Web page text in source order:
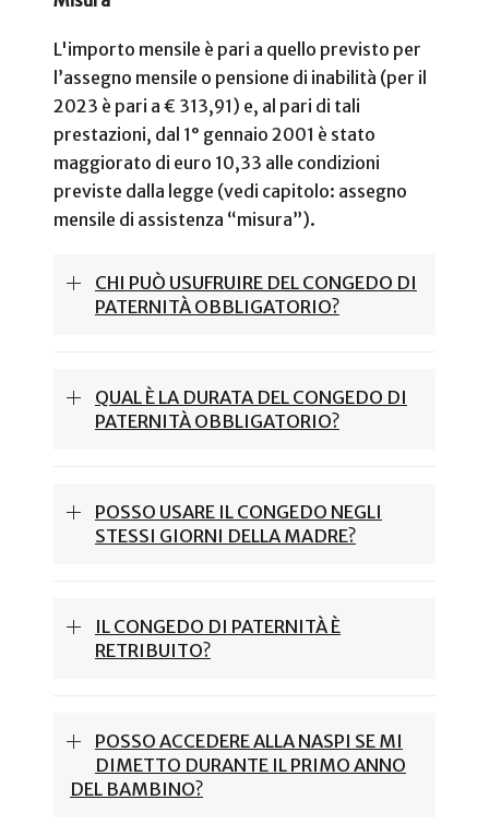
L'importo mensile è pari a quello previsto per
l’assegno mensile o pensione di inabilità (per il
2023 è pari a € 313,91) e, al pari di tali
prestazioni, dal 1° gennaio 2001 è stato
maggiorato di euro 10,33 alle condizioni
previste dalla legge (vedi capitolo: assegno
mensile di assistenza “misura”).
CHI PUÒ USUFRUIRE DEL CONGEDO DI
PATERNITÀ OBBLIGATORIO?
QUAL È LA DURATA DEL CONGEDO DI
PATERNITÀ OBBLIGATORIO?
POSSO USARE IL CONGEDO NEGLI
STESSI GIORNI DELLA MADRE?
IL CONGEDO DI PATERNITÀ È
RETRIBUITO?
POSSO ACCEDERE ALLA NASPI SE MI
DIMETTO DURANTE IL PRIMO ANNO
DEL BAMBINO?